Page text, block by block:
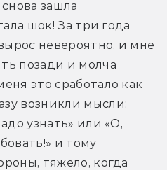
зашла
шок! За три года
невероятно, и мне
позади и молча
это сработало как
возникли мысли:
узнать» или «О,
и тому
тяжело, когда